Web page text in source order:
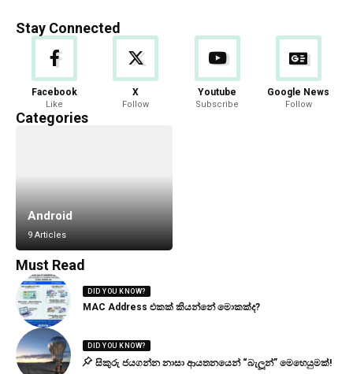
Stay Connected
Facebook
Like
X
Follow
Youtube
Subscribe
Google News
Follow
Categories
Android
9 Articles
Must Read
DID YOU KNOW?
MAC Address එකක් කියන්නේ මොකක්ද?
DID YOU KNOW?
සිකුරු ජයගන්න නාසා ආයතනයෙන් “බැලූන්” මෙහෙයුමක්!